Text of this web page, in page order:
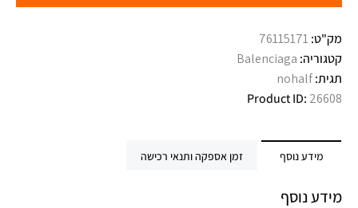
מק"ט: 76115171
קטגוריה: Balenciaga
תגית:nohalf
Product ID: 26608
מידע נוסף זמן אספקה ותנאי רכישה
מידע נוסף